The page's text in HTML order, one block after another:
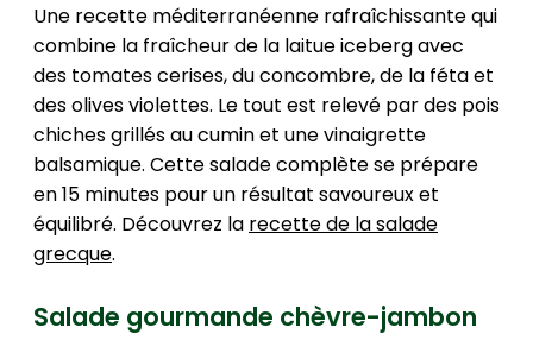
Une recette méditerranéenne rafraîchissante qui
combine la fraîcheur de la laitue iceberg avec
des tomates cerises, du concombre, de la féta et
des olives violettes. Le tout est relevé par des pois
chiches grillés au cumin et une vinaigrette
balsamique. Cette salade complète se prépare
en 15 minutes pour un résultat savoureux et
équilibré. Découvrez la recette de la salade
grecque.
Salade gourmande chèvre-jambon